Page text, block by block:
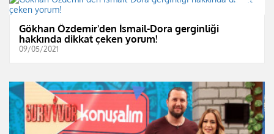
Gökhan Özdemir'den İsmail-Dora gerginliği
hakkında dikkat çeken yorum!
09/05/2021